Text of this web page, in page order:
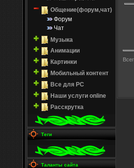
Общение(форум,чат)
Форум
Чат
Музыка
Анимации
Картинки
Мобильный контент
Все для PC
Наши услуги online
Расскрутка
Теги
Таланты сайта